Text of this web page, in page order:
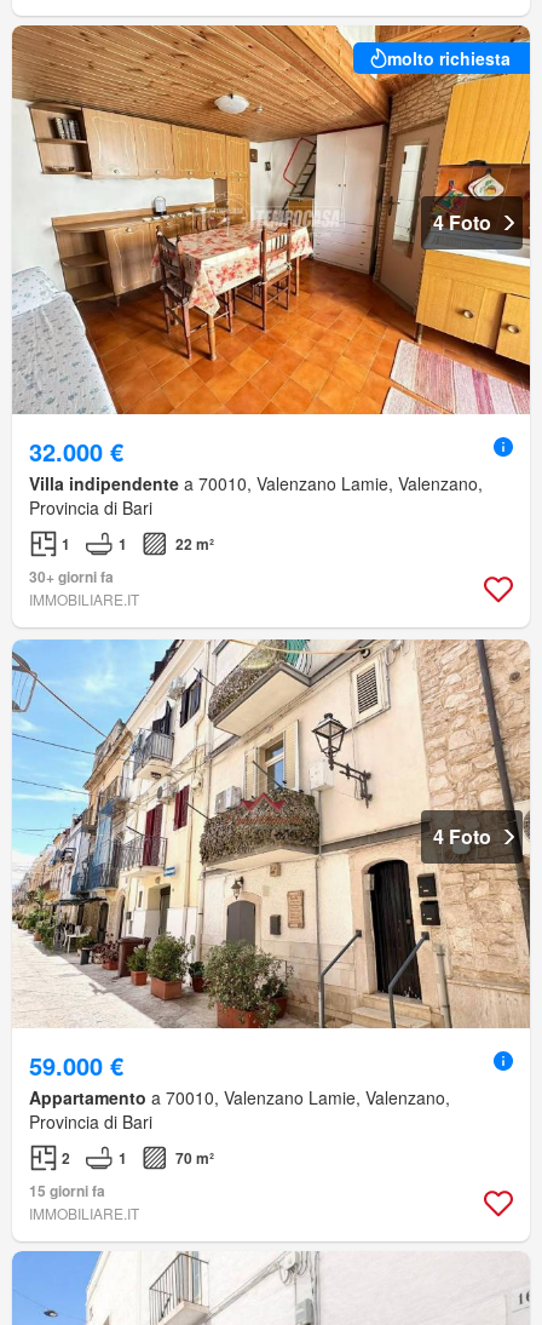
molto richiesta
4 Foto
32.000 €
Villa indipendente a 70010, Valenzano Lamie, Valenzano,
Provincia di Bari
1 1
22 m²
30+ giorni fa
IMMOBILIARE.IT
4 Foto
59.000 €
Appartamento a 70010, Valenzano Lamie, Valenzano,
Provincia di Bari
2 1
70 m²
15 giorni fa
IMMOBILIARE.IT